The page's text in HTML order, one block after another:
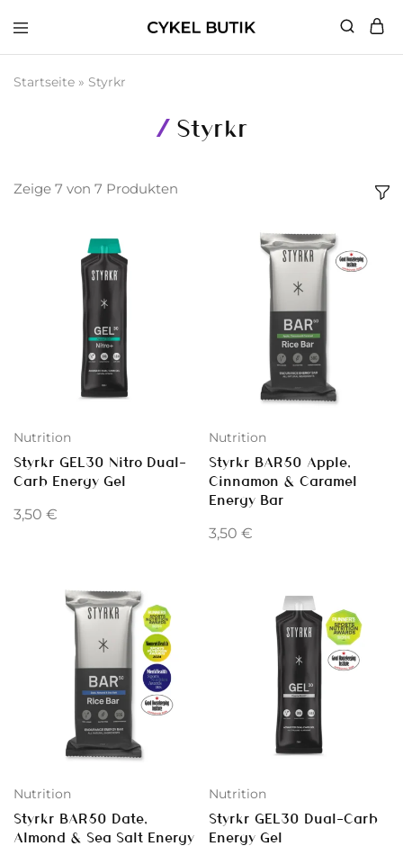
Butik
Startseite » Styrkr
Styrkr
Zeige 7 von 7 Produkten
Nutrition
Styrkr GEL30 Nitro Dual-
Carb Energy Gel
3,50 €
Nutrition
Styrkr BAR50 Apple,
Cinnamon & Caramel
Energy Bar
3,50 €
Nutrition
Styrkr BAR50 Date,
Almond & Sea Salt Energy
Nutrition
Styrkr GEL30 Dual-Carb
Energy Gel